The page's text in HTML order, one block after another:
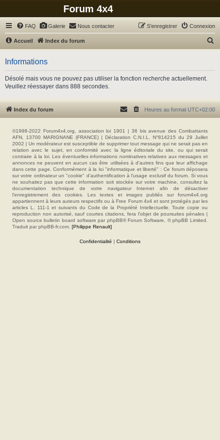
Forum 4x4
FAQ Galerie Nous contacter Connexion
S’enregistrer
Accueil Index du forum
c
Informations
Désolé mais vous ne pouvez pas utiliser la fonction recherche actuellement.
Veuillez réessayer dans 888 secondes.
Index du forum Heures au format UTC+02:00
©1998-2022 Forum4x4.org, association loi 1901 | 36 bis avenue des Combattants
AFN, 13700 MARIGNANE (FRANCE) | Déclaration C.N.I.L. N°814215 du 29 Juillet
2002 | Un modérateur est susceptible de supprimer tout message qui ne serait pas en
relation avec le sujet, en conformité avec la ligne éditoriale du site, ou qui serait
contraire à la loi. Les éventuelles informations nominatives relatives aux messages et
annonces ne peuvent en aucun cas être utilisées à d'autres fins que leur affichage
dans cette page. Conformément à la loi "informatique et liberté" : Ce forum déposera
sur votre ordinateur un "cookie" d’authentification à l'usage exclusif du forum. Si vous
ne souhaitez pas que cette information soit stockée sur votre machine, consultez la
documentation technique de votre navigateur Internet afin de désactiver
l'enregistrement des cookies. Les textes et images publiés sur forum4x4.org
appartiennent à leurs auteurs respectifs ou à Free Forum 4x4 et sont protégés par les
articles L. 111-1 et suivants du Code de la Propriété Intellectuelle. Toute copie ou
reproduction non autorisé, sauf courtes citations, fera l'objet de poursuites pénales |
Open source bulletin board software par phpBB® Forum Software, © phpBB Limited.
Traduit par phpBB-fr.com. [Philippe Renault]
Confidentialité | Conditions